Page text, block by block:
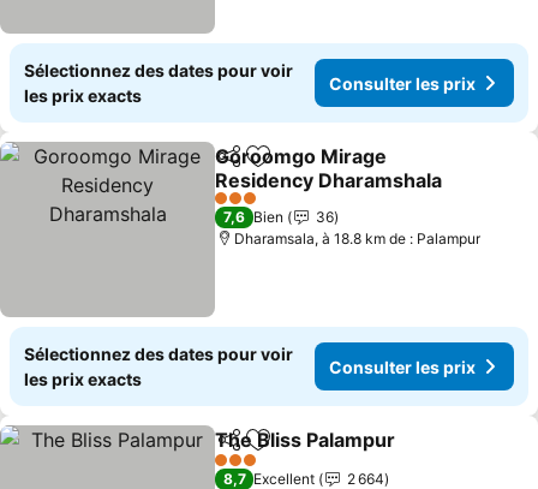
Sélectionnez des dates pour voir
les prix exacts
Consulter les prix
PartagerAjouter à mes favoris
Goroomgo Mirage
Residency Dharamshala
Consulter les prix
3 Étoiles
7,6 Bien
36
Dharamsala, à 18.8 km de : Palampur
Sélectionnez des dates pour voir
les prix exacts
Consulter les prix
PartagerAjouter à mes favoris
The Bliss Palampur
3 Étoiles
8,7 Excellent
2 664